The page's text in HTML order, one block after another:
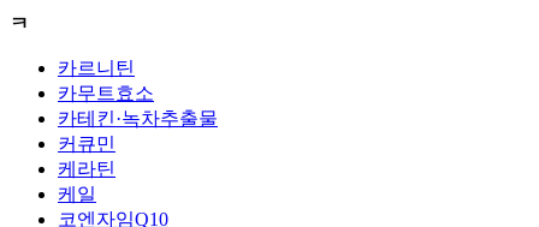
ㅋ
카르니틴
카무트효소
카테킨·녹차추출물
커큐민
케라틴
케일
코엔자임Q10